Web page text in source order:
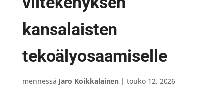
kansalaisten
tekoälyosaamiselle
mennessä Jaro Koikkalainen| touko 12, 2026